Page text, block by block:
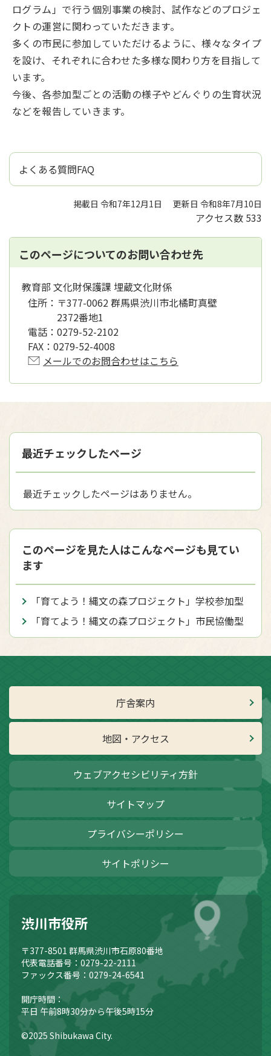
ログラム」で行う個別事業の検討、試作などのプロジェ
クトの運営に関わっていただきます。
多くの市民に参加していただけるように、様々なタイプ
を設け、それぞれに合わせた多様な関わり方を目指して
います。
今後、各参加型ごとの活動の様子やどんぐりの生育状況
などを報告していきます。
よくある質問FAQ
掲載日 令和7年12月1日 更新日 令和8年7月10日
アクセス数 533
このページについてのお問い合わせ先
教育部 文化財保護課 埋蔵文化財係
住所： 〒377-0062 群馬県渋川市北橘町真壁
2372番地1
電話： 0279-52-2102
FAX： 0279-52-4008
メールでのお問合わせはこちら
最近チェックしたページ
最近チェックしたページはありません。
このページを見た人はこんなページも見てい
ます
「育てよう！縄文の森プロジェクト」学校参加型
「育てよう！縄文の森プロジェクト」市民協働型
庁舎案内
地図・アクセス
ウェブアクセシビリティ方針
サイトマップ
プライバシーポリシー
サイトポリシー
渋川市役所
〒377-8501 群馬県渋川市石原80番地
代表電話番号：0279-22-2111
ファックス番号：0279-24-6541
開庁時間：
平日 午前8時30分から午後5時15分
©2025 Shibukawa City.